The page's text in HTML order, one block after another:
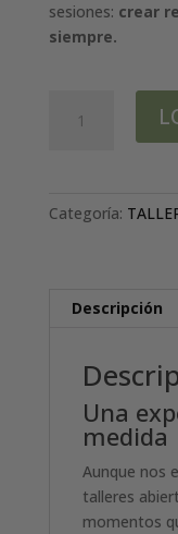
sesiones: crear
siempre.
iniciales
preservadas
cantidad
Categoría:
Descripción
Una
medida
Aunque nos
talleres
momentos